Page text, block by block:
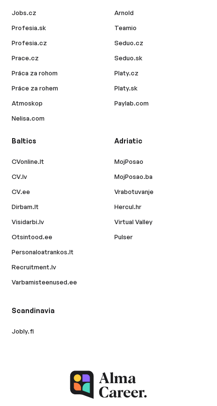
Jobs.cz
Profesia.sk
Profesia.cz
Prace.cz
Práca za rohom
Práce za rohem
Atmoskop
Nelisa.com
Arnold
Teamio
Seduo.cz
Seduo.sk
Platy.cz
Platy.sk
Paylab.com
Baltics
CVonline.lt
CV.lv
CV.ee
Dirbam.lt
Visidarbi.lv
Otsintood.ee
Personaloatrankos.lt
Recruitment.lv
Varbamisteenused.ee
Adriatic
MojPosao
MojPosao.ba
Vrabotuvanje
Hercul.hr
Virtual Valley
Pulser
Scandinavia
Jobly.fi